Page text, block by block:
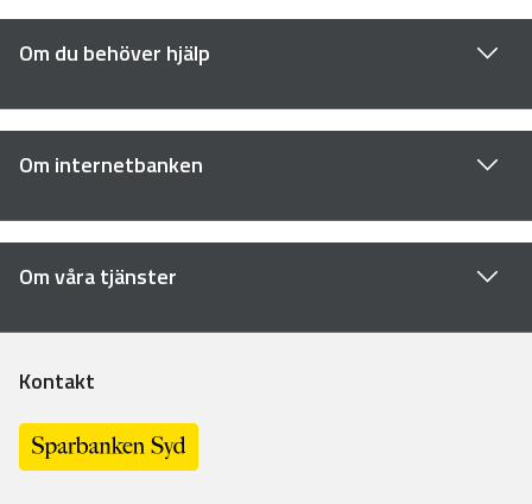
Om du behöver hjälp
Om internetbanken
Om våra tjänster
Kontakt